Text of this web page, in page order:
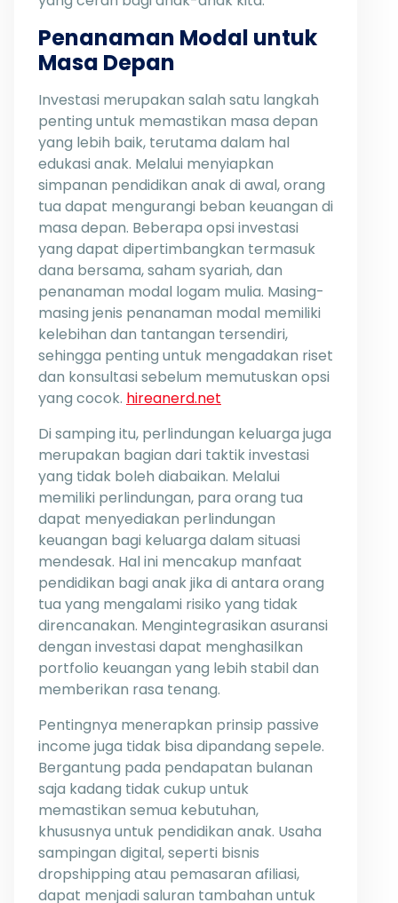
Penanaman Modal untuk
Masa Depan
Investasi merupakan salah satu langkah
penting untuk memastikan masa depan
yang lebih baik, terutama dalam hal
edukasi anak. Melalui menyiapkan
simpanan pendidikan anak di awal, orang
tua dapat mengurangi beban keuangan di
masa depan. Beberapa opsi investasi
yang dapat dipertimbangkan termasuk
dana bersama, saham syariah, dan
penanaman modal logam mulia. Masing-
masing jenis penanaman modal memiliki
kelebihan dan tantangan tersendiri,
sehingga penting untuk mengadakan riset
dan konsultasi sebelum memutuskan opsi
yang cocok. hireanerd.net
Di samping itu, perlindungan keluarga juga
merupakan bagian dari taktik investasi
yang tidak boleh diabaikan. Melalui
memiliki perlindungan, para orang tua
dapat menyediakan perlindungan
keuangan bagi keluarga dalam situasi
mendesak. Hal ini mencakup manfaat
pendidikan bagi anak jika di antara orang
tua yang mengalami risiko yang tidak
direncanakan. Mengintegrasikan asuransi
dengan investasi dapat menghasilkan
portfolio keuangan yang lebih stabil dan
memberikan rasa tenang.
Pentingnya menerapkan prinsip passive
income juga tidak bisa dipandang sepele.
Bergantung pada pendapatan bulanan
saja kadang tidak cukup untuk
memastikan semua kebutuhan,
khususnya untuk pendidikan anak. Usaha
sampingan digital, seperti bisnis
dropshipping atau pemasaran afiliasi,
dapat menjadi saluran tambahan untuk